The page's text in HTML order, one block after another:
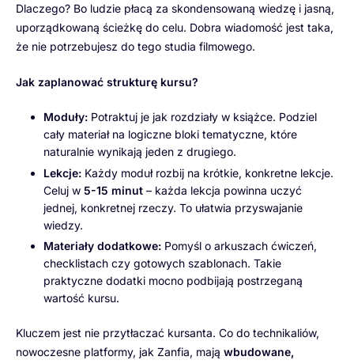
Dlaczego? Bo ludzie płacą za skondensowaną wiedzę i jasną,
uporządkowaną ścieżkę do celu. Dobra wiadomość jest taka,
że nie potrzebujesz do tego studia filmowego.
Jak zaplanować strukturę kursu?
Moduły: Potraktuj je jak rozdziały w książce. Podziel
cały materiał na logiczne bloki tematyczne, które
naturalnie wynikają jeden z drugiego.
Lekcje: Każdy moduł rozbij na krótkie, konkretne lekcje.
Celuj w 5-15 minut – każda lekcja powinna uczyć
jednej, konkretnej rzeczy. To ułatwia przyswajanie
wiedzy.
Materiały dodatkowe: Pomyśl o arkuszach ćwiczeń,
checklistach czy gotowych szablonach. Takie
praktyczne dodatki mocno podbijają postrzeganą
wartość kursu.
Kluczem jest nie przytłaczać kursanta. Co do technikaliów,
nowoczesne platformy, jak Zanfia, mają wbudowane,